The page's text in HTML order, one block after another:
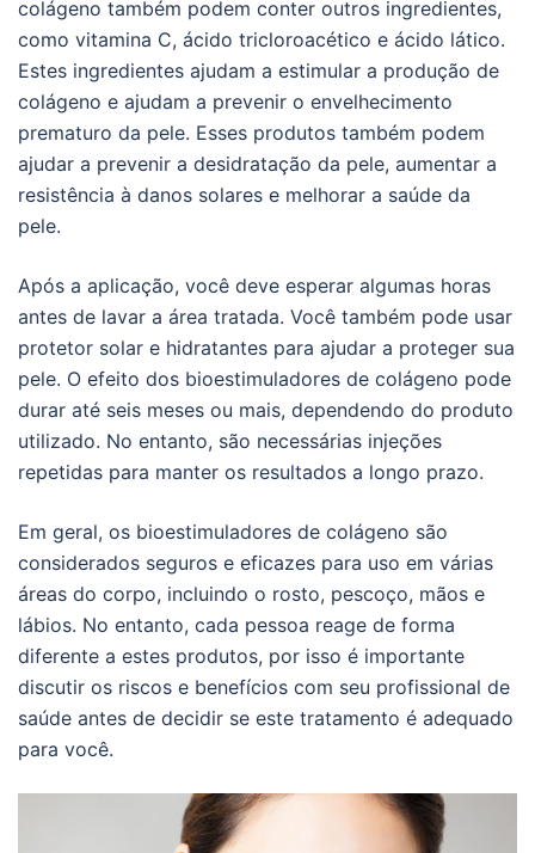
colágeno também podem conter outros ingredientes,
como vitamina C, ácido tricloroacético e ácido lático.
Estes ingredientes ajudam a estimular a produção de
colágeno e ajudam a prevenir o envelhecimento
prematuro da pele. Esses produtos também podem
ajudar a prevenir a desidratação da pele, aumentar a
resistência à danos solares e melhorar a saúde da
pele.
Após a aplicação, você deve esperar algumas horas
antes de lavar a área tratada. Você também pode usar
protetor solar e hidratantes para ajudar a proteger sua
pele. O efeito dos bioestimuladores de colágeno pode
durar até seis meses ou mais, dependendo do produto
utilizado. No entanto, são necessárias injeções
repetidas para manter os resultados a longo prazo.
Em geral, os bioestimuladores de colágeno são
considerados seguros e eficazes para uso em várias
áreas do corpo, incluindo o rosto, pescoço, mãos e
lábios. No entanto, cada pessoa reage de forma
diferente a estes produtos, por isso é importante
discutir os riscos e benefícios com seu profissional de
saúde antes de decidir se este tratamento é adequado
para você.